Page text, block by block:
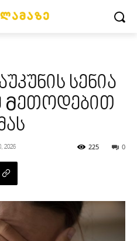
სენია
Მეთოდებით
2026 0
225